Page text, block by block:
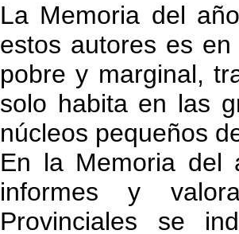
La Memoria del
estos autores es
pobre y marginal,
solo habita en las
núcleos pequeños
En la Memoria del
informes y
Provinciales se